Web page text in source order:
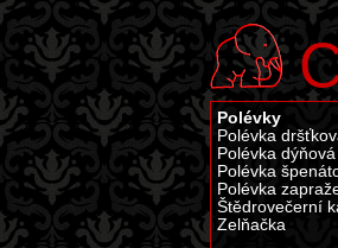
Polévky
Polévka
Polévka dýňová
Polévka
Polévka
Štědrovečerní
Zelňačka